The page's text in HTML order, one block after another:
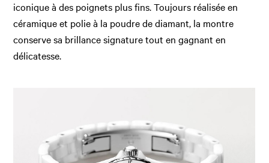
iconique à des poignets plus fins. Toujours réalisée en
céramique et polie à la poudre de diamant, la montre
conserve sa brillance signature tout en gagnant en
délicatesse.